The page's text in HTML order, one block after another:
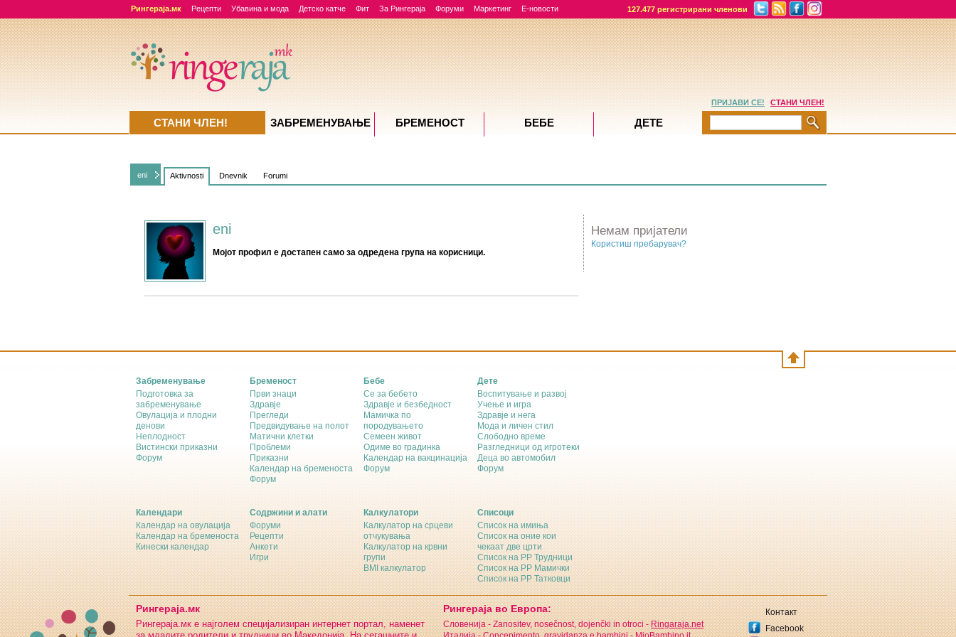
Рингераја.мк Рецепти Убавина и мода Детско катче Фит За Рингераја Форуми Маркетинг Е-новости 127.477 регистрирани членови
eni Aktivnosti Dnevnik Forumi
eni
Мојот профил е достапен само за одредена група на корисници.
Немам пријатели
Користиш пребарувач?
ПРИЈАВИ СЕ! СТАНИ ЧЛЕН!
СТАНИ ЧЛЕН! ЗАБРЕМЕНУВАЊE БРЕМЕНОСТ БЕБЕ ДЕТЕ
Забременување
Подготовка за
забременување
Овулација и плодни
денови
Неплодност
Вистински приказни
Форум
Бременост
Први знаци
Здравје
Прегледи
Предвидување на полот
Матични клетки
Проблеми
Приказни
Календар на бременоста
Форум
Бебе
Се за бебето
Здравје и безбедност
Мамичка по
породувањето
Семеен живот
Одиме во градинка
Календар на вакцинација
Форум
Дете
Воспитување и развој
Учење и игра
Здравје и нега
Мода и личен стил
Слободно време
Разгледници од игротеки
Деца во автомобил
Форум
Календари
Календар на овулација
Календар на бременоста
Кинески календар
Содржини и алати
Форуми
Рецепти
Анкети
Игри
Калкулатори
Калкулатор на срцеви
отчукувања
Калкулатор на крвни
групи
BMI калкулатор
Списоци
Список на имиња
Список на оние кои
чекаат две црти
Список на РР Трудници
Список на РР Мамички
Список на РР Татковци
Рингераја.мк
Рингераја.мк е најголем специјализиран интернет портал, наменет
Рингераја во Европа:
Словенија - Zanositev, nosečnost, dojenčki in otroci -Ringaraja.net
Контакт
Facebook